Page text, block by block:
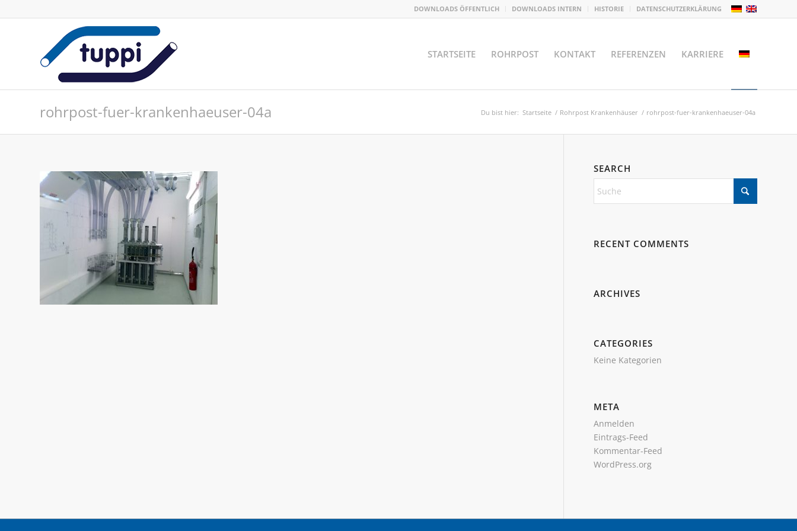
DOWNLOADS ÖFFENTLICH DOWNLOADS INTERN HISTORIE DATENSCHUTZERKLÄRUNG
STARTSEITE ROHRPOST KONTAKT REFERENZEN KARRIERE
rohrpost-fuer-krankenhaeuser-04a Du bist hier: Startseite / Rohrpost Krankenhäuser / rohrpost-fuer-krankenhaeuser-04a
SEARCH
RECENT COMMENTS
ARCHIVES
CATEGORIES
Keine Kategorien
META
Anmelden
Eintrags-Feed
Kommentar-Feed
WordPress.org